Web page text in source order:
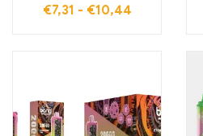
BANG Tick Tock
€7,31 - €10,44